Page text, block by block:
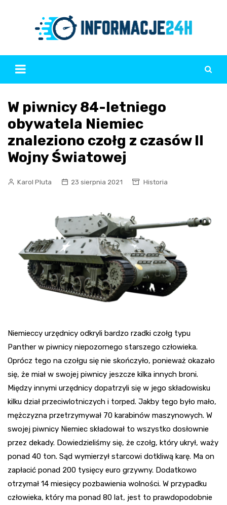
W piwnicy 84-letniego
obywatela Niemiec
znaleziono czołg z czasów II
Wojny Światowej
Karol Pluta 23 sierpnia 2021 Historia
Niemieccy urzędnicy odkryli bardzo rzadki czołg typu
Panther w piwnicy niepozornego starszego człowieka.
Oprócz tego na czołgu się nie skończyło, ponieważ okazało
się, że miał w swojej piwnicy jeszcze kilka innych broni.
Między innymi urzędnicy dopatrzyli się w jego składowisku
kilku dział przeciwlotniczych i torped. Jakby tego było mało,
mężczyzna przetrzymywał 70 karabinów maszynowych. W
swojej piwnicy Niemiec składował to wszystko dosłownie
przez dekady. Dowiedzieliśmy się, że czołg, który ukrył, waży
ponad 40 ton. Sąd wymierzył starcowi dotkliwą karę. Ma on
zapłacić ponad 200 tysięcy euro grzywny. Dodatkowo
otrzymał 14 miesięcy pozbawienia wolności. W przypadku
człowieka, który ma ponad 80 lat, jest to prawdopodobnie